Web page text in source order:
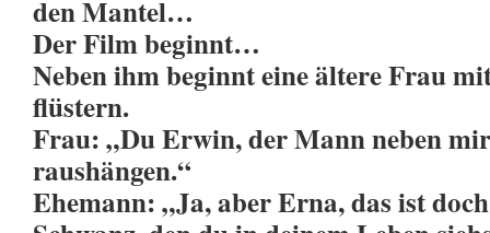
den Mantel…
Der Film beginnt…
Neben ihm beginnt eine ältere Frau
flüstern.
Frau: „Du Erwin, der Mann neben
raushängen.“
Ehemann: „Ja, aber Erna, das ist